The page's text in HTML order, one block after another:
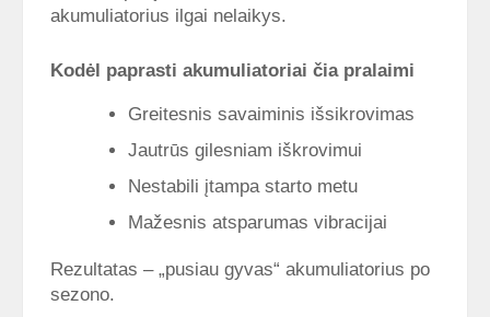
akumuliatorius ilgai nelaikys.
Kodėl paprasti akumuliatoriai čia pralaimi
Greitesnis savaiminis išsikrovimas
Jautrūs gilesniam iškrovimui
Nestabili įtampa starto metu
Mažesnis atsparumas vibracijai
Rezultatas – „pusiau gyvas“ akumuliatorius po
sezono.